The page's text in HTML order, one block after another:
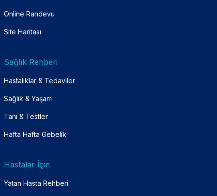
Online Randevu
Site Haritası
Sağlık Rehberi
Hastalıklar & Tedaviler
Sağlık & Yaşam
Tanı & Testler
Hafta Hafta Gebelik
Hastalar İçin
Yatan Hasta Rehberi